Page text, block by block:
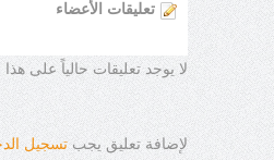
تعليقات الأعضاء
لا يوجد تعليقات حالياً على
لإضافة تعليق يجب تسجيل